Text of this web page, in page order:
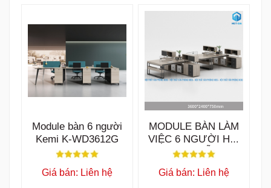
Module bàn 6 người
Kemi K-WD3612G
Giá bán: Liên hệ
MODULE BÀN LÀM
VIỆC 6 NGƯỜI HW
TYSON MẪU B
Giá bán: Liên hệ